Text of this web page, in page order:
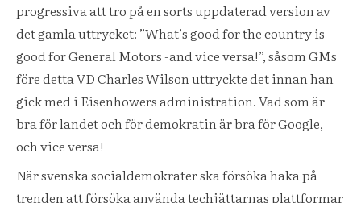
progressiva att tro på en sorts uppdaterad version av
det gamla uttrycket: ”What’s good for the country is
good for General Motors -and vice versa!”, såsom GMs
före detta VD Charles Wilson uttryckte det innan han
gick med i Eisenhowers administration. Vad som är
bra för landet och för demokratin är bra för Google,
och vice versa!
När svenska socialdemokrater ska försöka haka på
trenden att försöka använda techjättarnas plattformar